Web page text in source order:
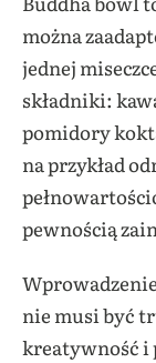
można
jednej
składniki:
pomidory
na przykład
pewnością
nie musi być
kreatywność i